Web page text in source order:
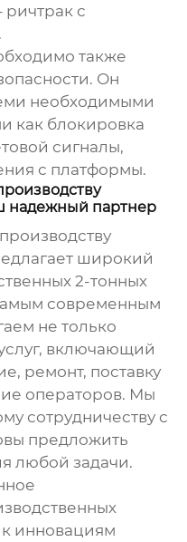
ричтрак с
также
Он
необходимыми
как блокировка
сигналы,
с платформы.
надежный партнер
широкий
2-тонных
современным
не только
включающий
ремонт, поставку
операторов. Мы
сотрудничеству с
предложить
любой задачи.
инновациям